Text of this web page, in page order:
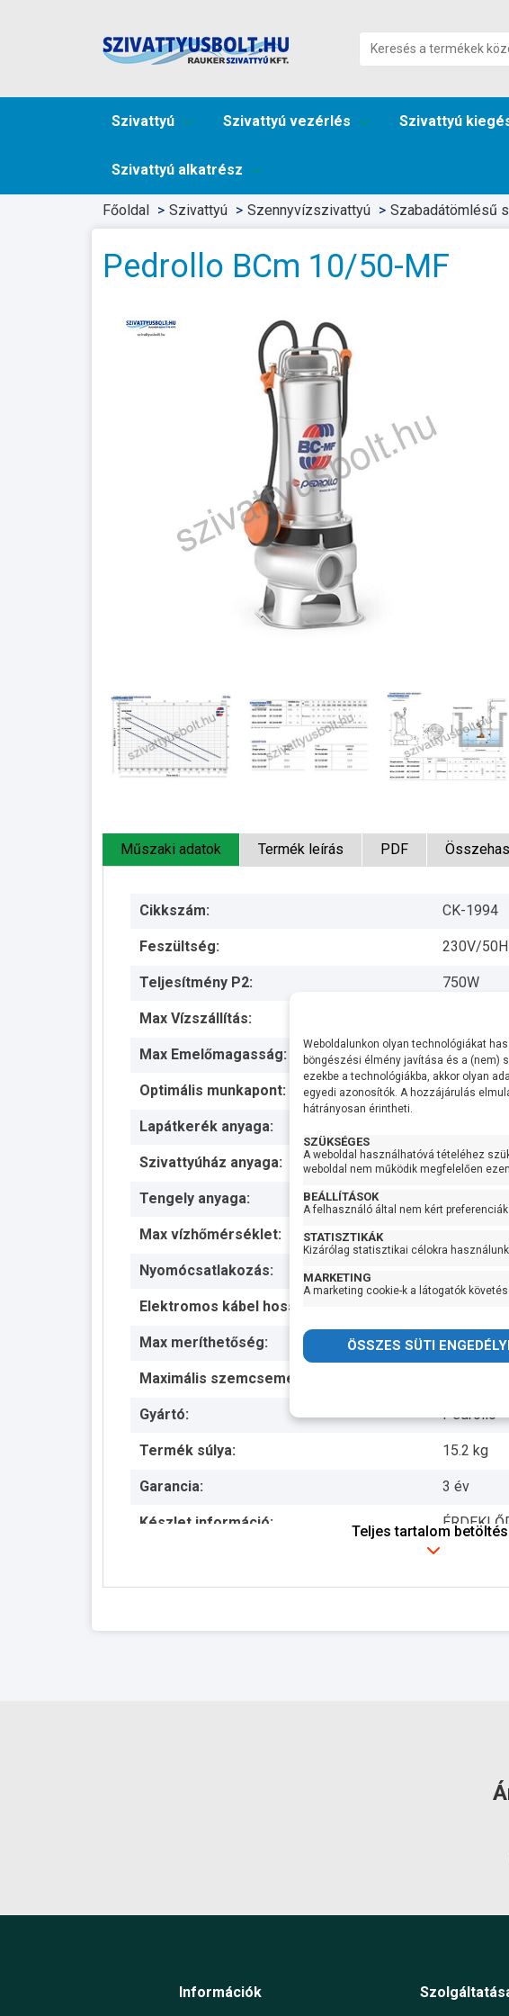
Szivattyú Szivattyú vezérlés Szivattyú
Szivattyú alkatrész
Főoldal Szivattyú Szennyvízszivattyú Szabadátömlésű
Pedrollo BCm 10/50-MF
Műszaki adatok Termék leírás PDF
Cikkszám: CK-1994
Feszültség: 230V/
Teljesítmény P2: 750W
Max Vízszállítás:
Max Emelőmagasság: 12 méter
Optimális munkapont: 7
Lapátkerék anyaga:
Szivattyúház anyaga: AISI
Tengely anyaga:
Max vízhőmérséklet:
Nyomócsatlakozás:
Elektromos kábel hossza:
Max meríthetőség: 5 méter
Maximális szemcseméret:
Gyártó: Pedrollo
Termék súlya: 15.2 kg
Garancia: 3 év
Készlet információ:
Teljes tartalom
Információk
Weboldalunkon olyan technológiákat
böngészési élmény javítása és a (nem)
ezekbe a technológiákba, akkor olyan
egyedi azonosítók. A hozzájárulás
hátrányosan érintheti.
SZÜKSÉGES
A weboldal használhatóvá tételéhez
weboldal nem működik megfelelően
BEÁLLÍTÁSOK
A felhasználó által nem kért
STATISZTIKÁK
Kizárólag statisztikai célokra
MARKETING
A marketing cookie-k a látogatók